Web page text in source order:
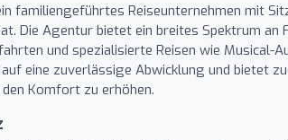
familiengeführtes Reiseunternehmen mit
Die Agentur bietet ein breites Spektrum an
und spezialisierte Reisen wie Musical-
eine zuverlässige Abwicklung und bietet
Komfort zu erhöhen.